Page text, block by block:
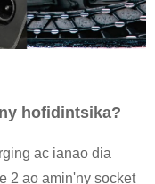
hofidintsika?
ac ianao dia
2 ao amin'ny socket